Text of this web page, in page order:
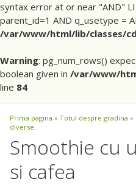
syntax error at or near "AND"
parent_id=1 AND q_usetype =
/var/www/html/lib/classes/
Warning: pg_num_rows()
boolean given in /var/www/
line 84
Prima pagina » Totul despre gradina »
diverse.
Smoothie cu
si cafea